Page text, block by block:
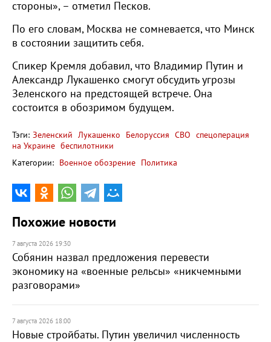
стороны», – отметил Песков.
По его словам, Москва не сомневается, что Минск
в состоянии защитить себя.
Спикер Кремля добавил, что Владимир Путин и
Александр Лукашенко смогут обсудить угрозы
Зеленского на предстоящей встрече. Она
состоится в обозримом будущем.
Тэги: Зеленский Лукашенко Белоруссия СВО спецоперация
на Украине беспилотники
Категории: Военное обозрение Политика
Похожие новости
7 августа 2026 19:30
Собянин назвал предложения перевести
экономику на «военные рельсы» «никчемными
разговорами»
7 августа 2026 18:00
Новые стройбаты. Путин увеличил численность